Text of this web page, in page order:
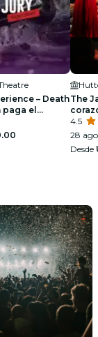
– Death
paga el
The
4.5
28
Desde